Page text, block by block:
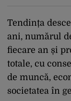
Tendința
ani, numărul
fiecare an și
totale, cu
de muncă,
societatea în